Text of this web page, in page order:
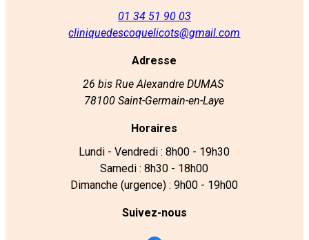
01 34 51 90 03
cliniquedescoquelicots@gmail.com
Adresse
26 bis Rue Alexandre DUMAS
78100 Saint-Germain-en-Laye
Horaires
Lundi - Vendredi : 8h00 - 19h30
Samedi : 8h30 - 18h00
Dimanche (urgence) : 9h00 - 19h00
Suivez-nous